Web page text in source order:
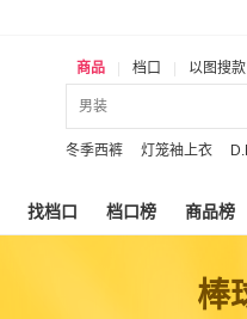
商品 档口 以图搜款
冬季西裤 灯笼袖上衣
找档口 档口榜 商品榜
棒